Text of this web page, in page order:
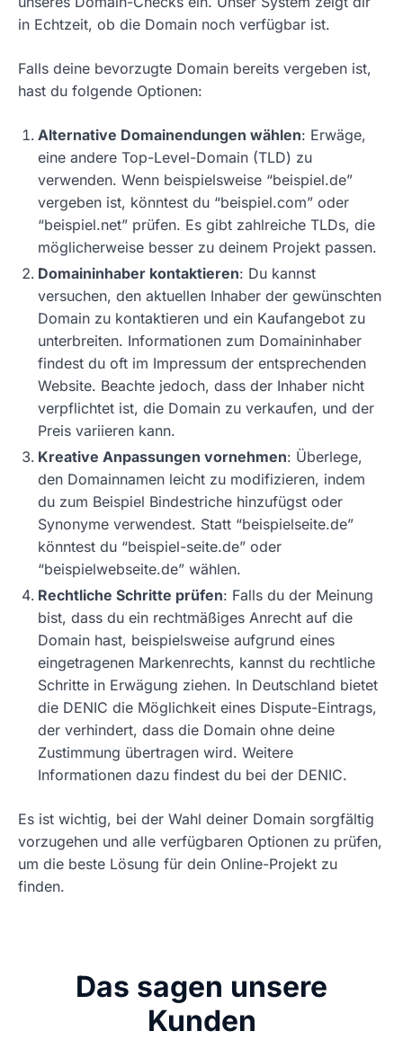
in Echtzeit, ob die Domain noch verfügbar ist.
Falls deine bevorzugte Domain bereits vergeben ist,
hast du folgende Optionen:
Alternative Domainendungen wählen: Erwäge,
eine andere Top-Level-Domain (TLD) zu
verwenden. Wenn beispielsweise “beispiel.de”
vergeben ist, könntest du “beispiel.com” oder
“beispiel.net” prüfen. Es gibt zahlreiche TLDs, die
möglicherweise besser zu deinem Projekt passen.
Domaininhaber kontaktieren: Du kannst
versuchen, den aktuellen Inhaber der gewünschten
Domain zu kontaktieren und ein Kaufangebot zu
unterbreiten. Informationen zum Domaininhaber
findest du oft im Impressum der entsprechenden
Website. Beachte jedoch, dass der Inhaber nicht
verpflichtet ist, die Domain zu verkaufen, und der
Preis variieren kann.
Kreative Anpassungen vornehmen: Überlege,
den Domainnamen leicht zu modifizieren, indem
du zum Beispiel Bindestriche hinzufügst oder
Synonyme verwendest. Statt “beispielseite.de”
könntest du “beispiel-seite.de” oder
“beispielwebseite.de” wählen.
Rechtliche Schritte prüfen: Falls du der Meinung
bist, dass du ein rechtmäßiges Anrecht auf die
Domain hast, beispielsweise aufgrund eines
eingetragenen Markenrechts, kannst du rechtliche
Schritte in Erwägung ziehen. In Deutschland bietet
die DENIC die Möglichkeit eines Dispute-Eintrags,
der verhindert, dass die Domain ohne deine
Zustimmung übertragen wird. Weitere
Informationen dazu findest du bei der DENIC.
Es ist wichtig, bei der Wahl deiner Domain sorgfältig
vorzugehen und alle verfügbaren Optionen zu prüfen,
um die beste Lösung für dein Online-Projekt zu
finden.
Das sagen unsere
Kunden